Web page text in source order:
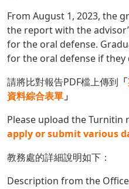
From August 1, 2023, the
the report with the
for the oral defense.
for the oral defense if they
請將比對報告PDF檔上傳到 「
資料綜合表單 」
Please upload the Turnitin
apply or submit various
教務處的詳細說明如下：
Description from the